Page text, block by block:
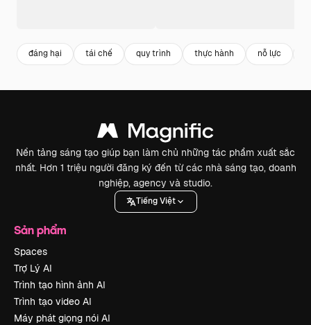
đáng hại tái chế quy trình thực hành nỗ lực
Nền tảng sáng tạo giúp bạn làm chủ những tác phẩm xuất sắc
nhất. Hơn 1 triệu người đăng ký đến từ các nhà sáng tạo, doanh
nghiệp, agency và studio.
Tiếng Việt
Sản phẩm
Spaces
Trợ Lý AI
Trình tạo hình ảnh AI
Trình tạo video AI
Máy phát giọng nói AI